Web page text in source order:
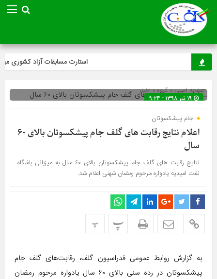
استارت مسابقات آزاد کشوری
صفحه اصلی» گروه »اخبار
۱۹ تیر ۱۳۹۸ - ۹:۲۴
جام پیشکسوتان
اعلام نتایج رقابت های گلف جام پیشکسوتان بالای ۶۰
سال
نتایج رقابت های گلف جام پیشکسوتان بالای ۶۰ سال به میزبانی باشگاه
نفت امیدیه یادواره مرحوم رمضان شهنی اعلام شد.
پ پ
به گزارش روابط عمومی فدراسیون گلف، رقابت‌های گلف جام
پیشکسوتان در رده سنی بالای ۶۰ سال یادواره مرحوم رمضان